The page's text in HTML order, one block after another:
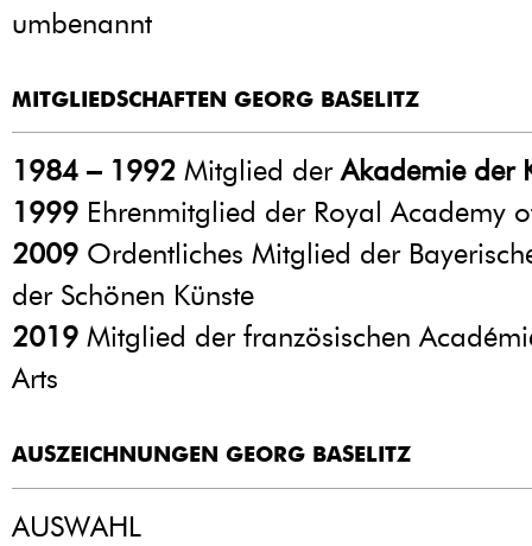
umbenannt
MITGLIEDSCHAFTEN GEORG BASELITZ
1984 – 1992 Mitglied derAkademie der
1999 Ehrenmitglied der Royal Academy
2009 Ordentliches Mitglied der
der Schönen Künste
2019 Mitglied der französischen
Arts
AUSZEICHNUNGEN GEORG BASELITZ
AUSWAHL